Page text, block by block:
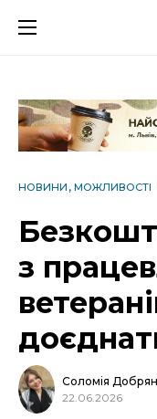
НОВИНИ МОЖЛИВОСТІ
з
Соломія
22.06.2026